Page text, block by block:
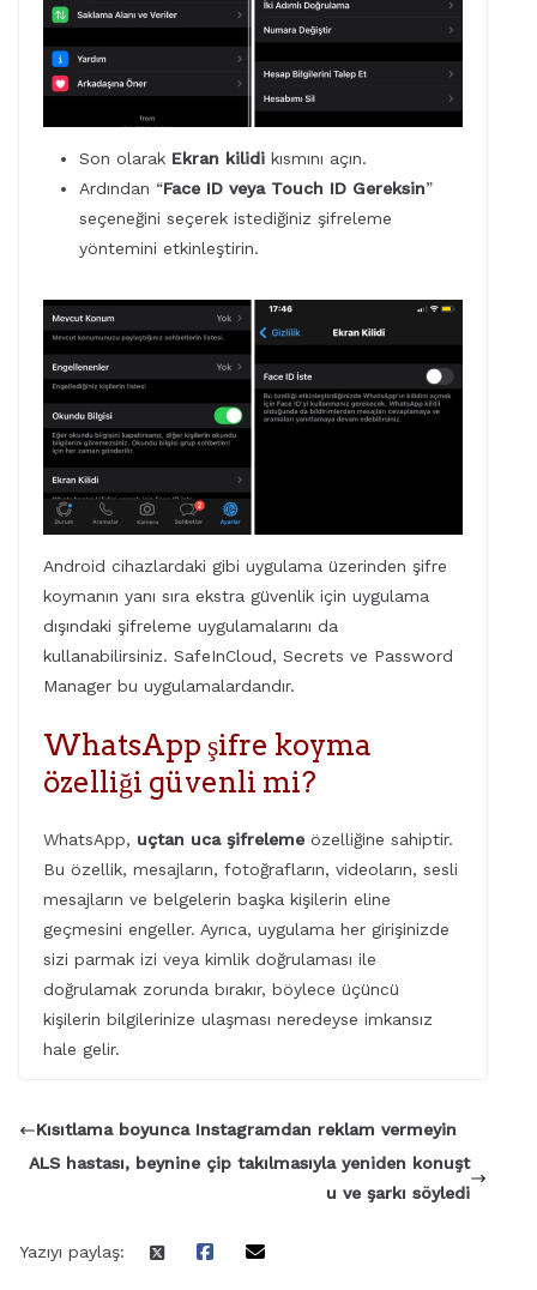
Son olarak Ekran kilidi kısmını açın.
Ardından “Face ID veya Touch ID Gereksin”
seçeneğini seçerek istediğiniz şifreleme
yöntemini etkinleştirin.
Android cihazlardaki gibi uygulama üzerinden şifre
koymanın yanı sıra ekstra güvenlik için uygulama
dışındaki şifreleme uygulamalarını da
kullanabilirsiniz. SafeInCloud, Secrets ve Password
Manager bu uygulamalardandır.
WhatsApp şifre koyma
özelliği güvenli mi?
WhatsApp, uçtan uca şifreleme özelliğine sahiptir.
Bu özellik, mesajların, fotoğrafların, videoların, sesli
mesajların ve belgelerin başka kişilerin eline
geçmesini engeller. Ayrıca, uygulama her girişinizde
sizi parmak izi veya kimlik doğrulaması ile
doğrulamak zorunda bırakır, böylece üçüncü
kişilerin bilgilerinize ulaşması neredeyse imkansız
hale gelir.
Kısıtlama boyunca Instagramdan reklam vermeyin
ALS hastası, beynine çip takılmasıyla yeniden konuşt
u ve şarkı söyledi
Yazıyı paylaş: